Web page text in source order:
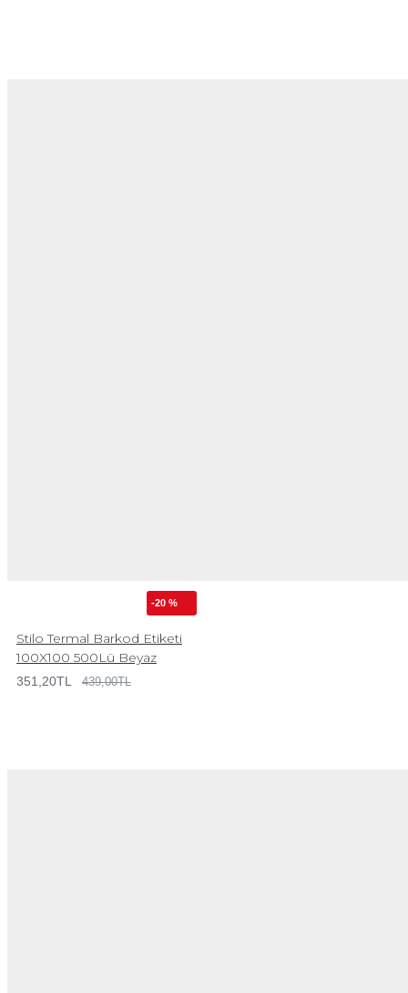
-20 %
Stilo Termal Barkod Etiketi
100X100 500Lü Beyaz
351,20TL 439,00TL